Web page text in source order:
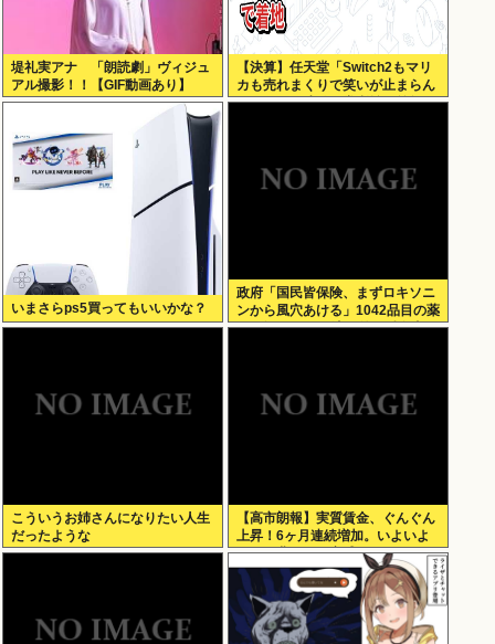
堤礼実アナ 「朗読劇」ヴィジュ
アル撮影！！【GIF動画あり】
【決算】任天堂「Switch2もマリ
カも売れまくりで笑いが止まらん
どすえ！」連結経常利益は前年同
いまさらps5買ってもいいかな？
政府「国民皆保険、まずロキソニ
ンから風穴あける」1042品目の薬
価4分の1を保険適用外で財布直
こういうお姉さんになりたい人生
だったような
【高市朗報】実質賃金、ぐんぐん
上昇！6ヶ月連続増加。いよいよ
国民も豊かさを実感か？インフレ
加速しなければ